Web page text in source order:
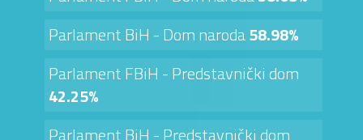
Parlament BiH - Dom naroda58.98%
Parlament FBiH - Predstavnički dom
42.25%
Parlament BiH - Predstavnički dom